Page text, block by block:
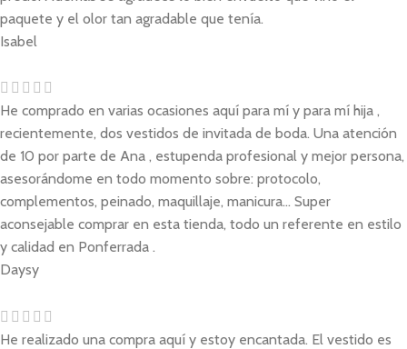
paquete y el olor tan agradable que tenía.
Isabel
He comprado en varias ocasiones aquí para mí y para mí hija ,
recientemente, dos vestidos de invitada de boda. Una atención
de 10 por parte de Ana , estupenda profesional y mejor persona,
asesorándome en todo momento sobre: protocolo,
complementos, peinado, maquillaje, manicura... Super
aconsejable comprar en esta tienda, todo un referente en estilo
y calidad en Ponferrada .
Daysy
He realizado una compra aquí y estoy encantada. El vestido es